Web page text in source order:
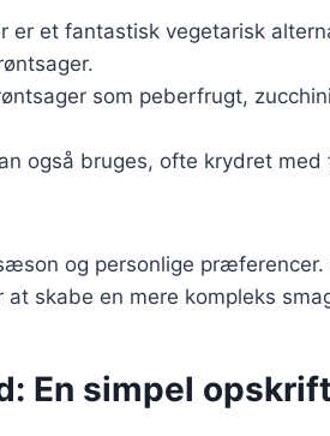
er et fantastisk vegetarisk
som peberfrugt,
også bruges, ofte krydret
og personlige præferencer.
skabe en mere kompleks
En simpel opskrift